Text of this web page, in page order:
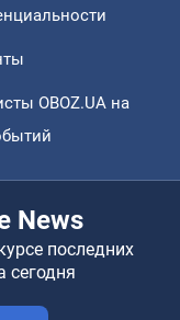
OBOZ.UA на
News
последних
сегодня